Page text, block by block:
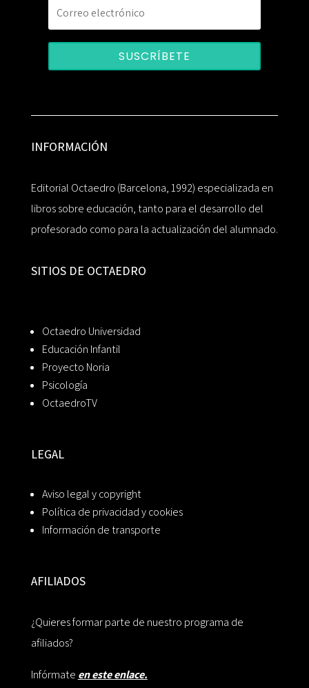
SUSCRÍBETE
INFORMACIÓN
Editorial Octaedro (Barcelona, 1992) especializada en
libros sobre educación, tanto para el desarrollo del
profesorado como para la actualización del alumnado.
SITIOS DE OCTAEDRO
Octaedro Universidad
Educación Infantil
Proyecto Noria
Psicología
OctaedroTV
LEGAL
Aviso legal y copyright
Política de privacidad y cookies
Información de transporte
AFILIADOS
¿Quieres formar parte de nuestro programa de
afiliados?
Infórmate en este enlace.